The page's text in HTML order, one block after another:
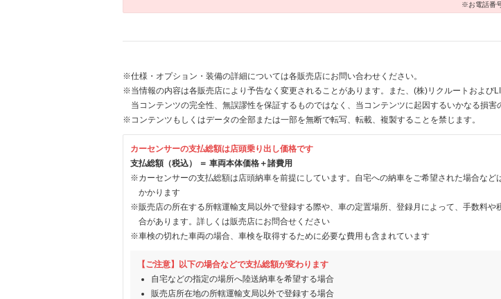
※お電話番
※仕様・オプション・装備の詳細については各販売店にお問い合わせください。
※当情報の内容は各販売店により予告なく変更されることがあります。また、(株)リクルートおよび
当コンテンツの完全性、無誤謬性を保証するものではなく、当コンテンツに起因するいかなる損害
※コンテンツもしくはデータの全部または一部を無断で転写、転載、複製することを禁じます。
カーセンサーの支払総額は店頭乗り出し価格です
支払総額（税込） ＝ 車両本体価格＋諸費用
※カーセンサーの支払総額は店頭納車を前提にしています。自宅への納車をご希望された場合など
かかります
※販売店の所在する所轄運輸支局以外で登録する際や、車の定置場所、登録月によって、手数料や
合があります。詳しくは販売店にお問合せください
※車検の切れた車両の場合、車検を取得するために必要な費用も含まれています
【ご注意】以下の場合などで支払総額が変わります
自宅などの指定の場所へ陸送納車を希望する場合
販売店所在地の所轄運輸支局以外で登録する場合